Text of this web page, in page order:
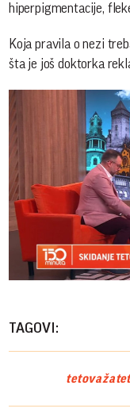
hiperpigmentacije,
Koja pravila o nezi
šta je još doktorka
TAGOVI:
tetovaža